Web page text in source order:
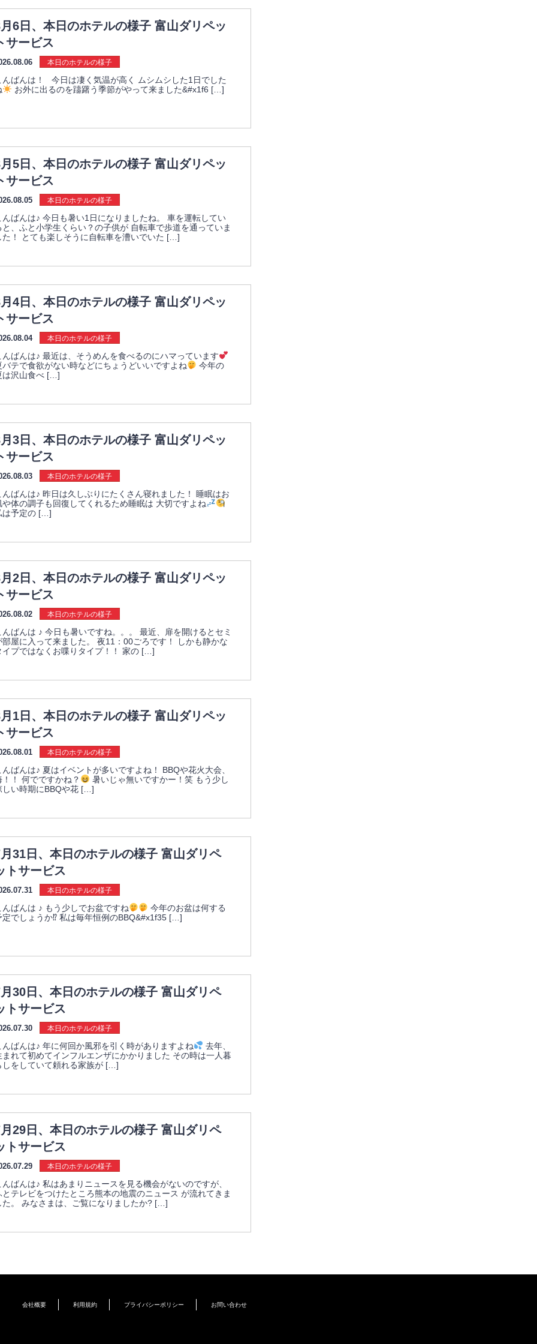
6日、本日のホテルの様子 富山ダリペッ
サービス
本日のホテルの様子
んばんは！ 今日は凄く気温が高く ムシムシした1日でした
お外に出るのを躊躇う季節がやって来ました&#x1f6 […]
5日、本日のホテルの様子 富山ダリペッ
サービス
本日のホテルの様子
んばんは♪ 今日も暑い1日になりましたね。 車を運転してい
と、ふと小学生くらい？の子供が 自転車で歩道を通っていま
た！ とても楽しそうに自転車を漕いでいた […]
4日、本日のホテルの様子 富山ダリペッ
サービス
本日のホテルの様子
んばんは♪ 最近は、そうめんを食べるのにハマっています
バテで食欲がない時などにちょうどいいですよね
今年の
は沢山食べ […]
3日、本日のホテルの様子 富山ダリペッ
サービス
本日のホテルの様子
んばんは♪ 昨日は久しぶりにたくさん寝れました！ 睡眠はお
や体の調子も回復してくれるため睡眠は 大切ですよね
は予定の […]
2日、本日のホテルの様子 富山ダリペッ
サービス
本日のホテルの様子
んばんは ♪ 今日も暑いですね。。。 最近、扉を開けるとセミ
部屋に入って来ました。 夜11：00ごろです！ しかも静かな
イプではなくお喋りタイプ！！ 家の […]
1日、本日のホテルの様子 富山ダリペッ
サービス
本日のホテルの様子
んばんは♪ 夏はイベントが多いですよね！ BBQや花火大会、
！！ 何でですかね？
暑いじゃ無いですかー！笑 もう少し
しい時期にBBQや花 […]
31日、本日のホテルの様子 富山ダリペ
トサービス
本日のホテルの様子
んばんは ♪ もう少しでお盆ですね
今年のお盆は何する
定でしょうか⁉︎ 私は毎年恒例のBBQ&#x1f35 […]
30日、本日のホテルの様子 富山ダリペ
トサービス
本日のホテルの様子
んばんは♪ 年に何回か風邪を引く時がありますよね
去年、
まれて初めてインフルエンザにかかりました その時は一人暮
しをしていて頼れる家族が […]
29日、本日のホテルの様子 富山ダリペ
トサービス
本日のホテルの様子
んばんは♪ 私はあまりニュースを見る機会がないのですが、
とテレビをつけたところ熊本の地震のニュース が流れてきま
た。 みなさまは、ご覧になりましたか? […]
会社概要 利用規約 プライバシーポリシー お問い合わせ